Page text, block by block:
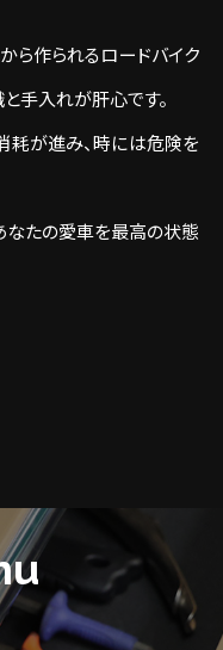
ら作られるロードバイク
手入れが肝心です。
耗が進み、時には危険を
なたの愛車を最高の状態